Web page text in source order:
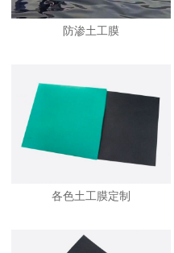
防渗土工膜
各色土工膜定制